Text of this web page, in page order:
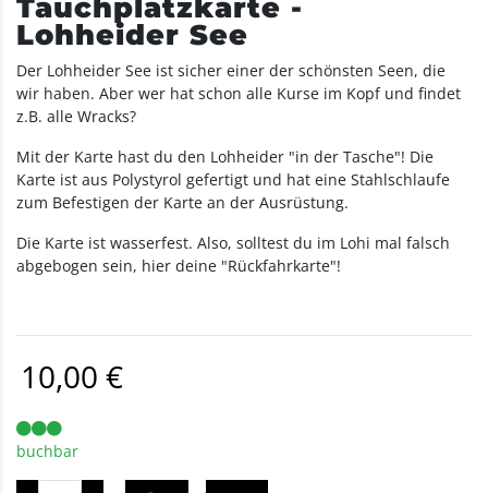
Lohheider See
Der Lohheider See ist sicher einer der schönsten Seen, die
wir haben. Aber wer hat schon alle Kurse im Kopf und findet
z.B. alle Wracks?
Mit der Karte hast du den Lohheider "in der Tasche"! Die
Karte ist aus Polystyrol gefertigt und hat eine Stahlschlaufe
zum Befestigen der Karte an der Ausrüstung.
Die Karte ist wasserfest. Also, solltest du im Lohi mal falsch
abgebogen sein, hier deine "Rückfahrkarte"!
10,00 €
buchbar